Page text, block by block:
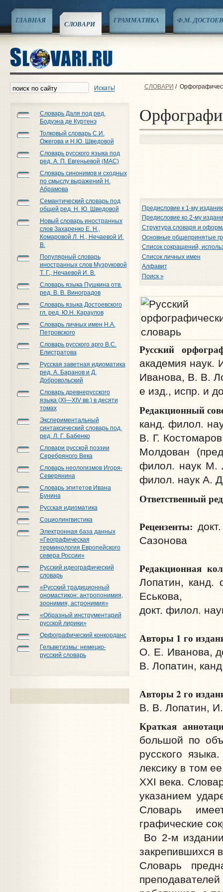
ГЛАВНАЯ СЛОВАРИ ГРАММАТИКА Ф.М.
Искать!
Словарь Даля под ред.
Бодуэна де Куртенэ
Толковый словарь С.И.
Ожегова и Н.Ю. Шведовой
Словарь русского языка под
ред. А. П. Евгеньевой (МАС)
Словарь синонимов и сходных
по смыслу выражений Н.
Абрамова
Семантический словарь под
общей ред. Н. Ю. Шведовой
Новый словарь иностранных
слов Захаренко Е. Н.,
Комаровой Л. Н., Нечаевой И.
В.
Популярный словарь
иностранных слов Музруковой
Т. Г., Нечаевой И. В.
Словарь языка Пушкина отв.
ред. В. В. Виноградов
Словарь языка Достоевского
гл. ред. Ю.Н. Караулов
Словарь личных имен Н.А.
Петровского
Словарь русского арго В.С.
Елистратова
Русская заветная идиоматика
ред. А. Баранов и Д.
Добровольский
Словарь древнерусского
языка (XI—XIV вв.) в десяти
томах
Экспериментальный
синтаксический словарь под.
ред. Л. Г. Бабенко
Словари русской поэзии
Серебряного Века
Словарь неологизмов Игоря-
Северянина
Словарь эпитетов Ивана
Бунина
Русская идиоматика
Социолингвистика
Электронная база данных
«Географическая
терминология Европейского
севера России»
Русский идеографический
словарь
«Русский традиционный
ономастикон: антропонимия,
зоонимия, астронимия»
«Образный инструментарий
русской лирики»
Орфографический конкорданс
Гельветизмы: немецко-
русский словарь
СЛОВАРИ /
Предисловие к 1-му
Предисловие ко 2-му
Структура словаря и
Основные общепринятые
Список сокращений,
Список личных имен
Алфавит
Поиск »
Русский
академия наук.
Иванова, В. В.
е изд., испр. и
Редакционный
канд. филол.
В. Г.
Молдован
филол. наук М.
филол. наук А.
Ответственный
Рецензенты:
Сазонова
Редакционная
Лопатин,
Еськова,
докт. филол.
Авторы 1 го
О. Е. Иванова,
В. Лопатин,
Авторы 2 го
В. В. Лопатин,
Краткая
большой по
русского
лексику в том
XXI века.
указанием
Словарь
графические
Во 2-м
закрепившихся
Словарь